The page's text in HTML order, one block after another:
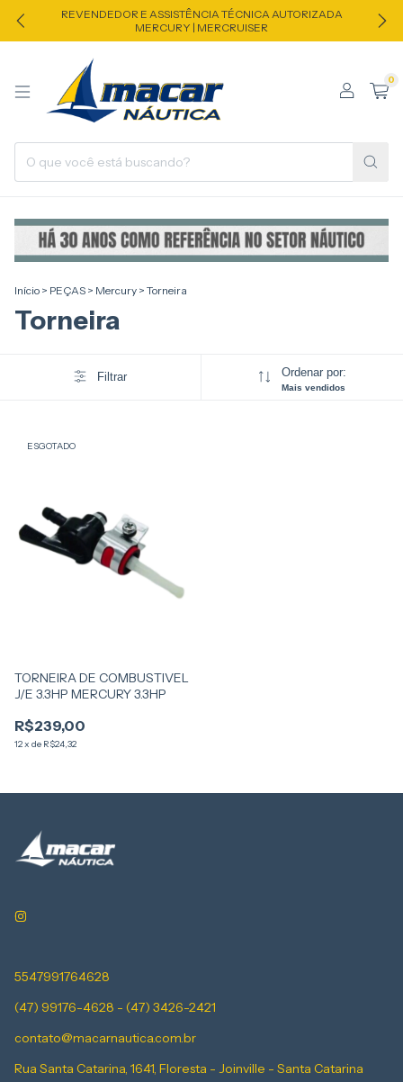
REVENDEDOR E ASSISTÊNCIA TÉCNICA AUTORIZADA
MERCURY | MERCRUISER
0
Início > PEÇAS > Mercury > Torneira
Torneira
Filtrar Ordenar por:
Mais vendidos
ESGOTADO
TORNEIRA DE COMBUSTIVEL
J/E 3.3HP MERCURY 3.3HP
R$239,00
12x de R$24,32
5547991764628
(47) 99176-4628 - (47) 3426-2421
contato@macarnautica.com.br
Rua Santa Catarina, 1641, Floresta - Joinville - Santa Catarina